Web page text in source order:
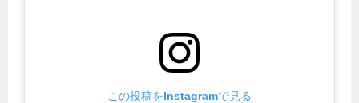
この投稿をInstagramで見る